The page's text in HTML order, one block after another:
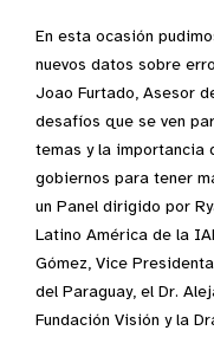
En esta ocasión
nuevos datos sobre
Joao Furtado, Asesor
desafíos que se ven
temas y la importancia
gobiernos para tener
un Panel dirigido por
Latino América de la
Gómez, Vice
del Paraguay, el Dr.
Fundación Visión y la